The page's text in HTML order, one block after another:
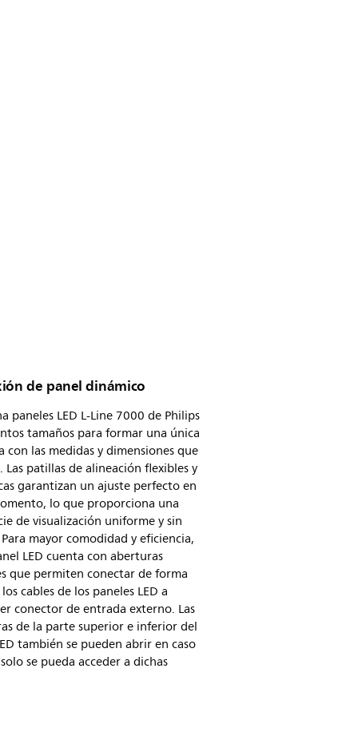
de panel dinámico
paneles LED L-Line 7000 de Philips
tamaños para formar una única
con las medidas y dimensiones que
Las patillas de alineación flexibles y
garantizan un ajuste perfecto en
lo que proporciona una
de visualización uniforme y sin
mayor comodidad y eficiencia,
LED cuenta con aberturas
que permiten conectar de forma
cables de los paneles LED a
conector de entrada externo. Las
de la parte superior e inferior del
también se pueden abrir en caso
se pueda acceder a dichas